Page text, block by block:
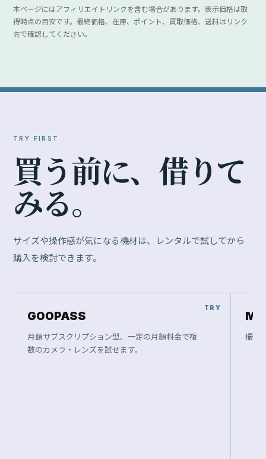
本ページにはアフィリエイトリンクを含む場合があります。表示価格は取
得時点の目安です。最終価格、在庫、ポイント、買取価格、送料はリンク
先で確認してください。
TRY FIRST
買う前に、 借りて
みる。
サイズや操作感が気になる機材は、レンタルで試してから
購入を検討できます。
GOOPASS
月額サブスクリプション型。一定の月額料金で複
数のカメラ・レンズを試せます。
撮影